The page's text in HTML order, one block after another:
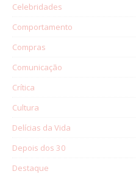
Celebridades
Comportamento
Compras
Comunicação
Crítica
Cultura
Delícias da Vida
Depois dos 30
Destaque